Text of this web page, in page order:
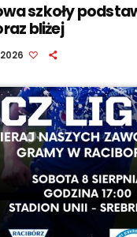
szkoły
bliżej
2026